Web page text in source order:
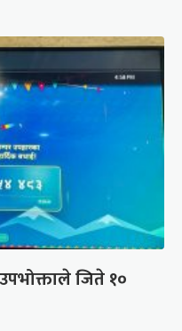
जिते १०